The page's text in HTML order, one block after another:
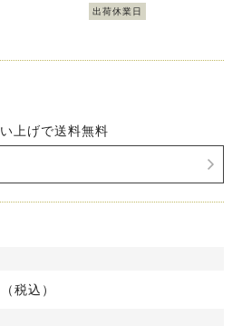
出荷休業日
上げで送料無料
税込）